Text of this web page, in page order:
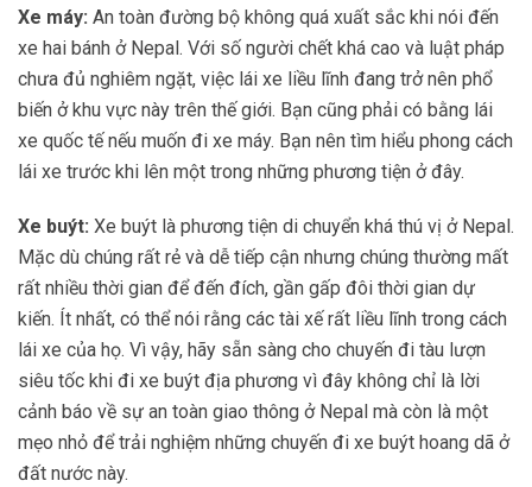
Xe máy: An toàn đường bộ không quá xuất sắc khi nói đến
xe hai bánh ở Nepal. Với số người chết khá cao và luật pháp
chưa đủ nghiêm ngặt, việc lái xe liều lĩnh đang trở nên phổ
biến ở khu vực này trên thế giới. Bạn cũng phải có bằng lái
xe quốc tế nếu muốn đi xe máy. Bạn nên tìm hiểu phong cách
lái xe trước khi lên một trong những phương tiện ở đây.
Xe buýt: Xe buýt là phương tiện di chuyển khá thú vị ở Nepal.
Mặc dù chúng rất rẻ và dễ tiếp cận nhưng chúng thường mất
rất nhiều thời gian để đến đích, gần gấp đôi thời gian dự
kiến. Ít nhất, có thể nói rằng các tài xế rất liều lĩnh trong cách
lái xe của họ. Vì vậy, hãy sẵn sàng cho chuyến đi tàu lượn
siêu tốc khi đi xe buýt địa phương vì đây không chỉ là lời
cảnh báo về sự an toàn giao thông ở Nepal mà còn là một
mẹo nhỏ để trải nghiệm những chuyến đi xe buýt hoang dã ở
đất nước này.